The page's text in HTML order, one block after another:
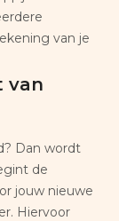
van je
van
Dan wordt
de
jouw nieuwe
Hiervoor